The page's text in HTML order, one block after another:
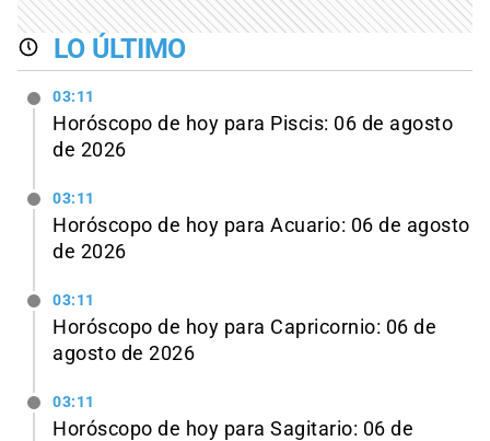
LO ÚLTIMO
03:11
Horóscopo de hoy para Piscis: 06 de agosto
de 2026
03:11
Horóscopo de hoy para Acuario: 06 de agosto
de 2026
03:11
Horóscopo de hoy para Capricornio: 06 de
agosto de 2026
03:11
Horóscopo de hoy para Sagitario: 06 de